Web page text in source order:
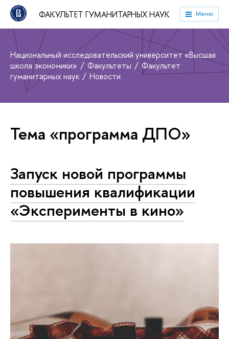
ФАКУЛЬТЕТ ГУМАНИТАРНЫХ НАУК Меню
Национальный исследовательский университет «Высшая
школа экономики»
Факультеты
Факультет
гуманитарных наук
Новости
Тема «программа ДПО»
Запуск новой программы
повышения квалификации
«Эксперименты в кино»